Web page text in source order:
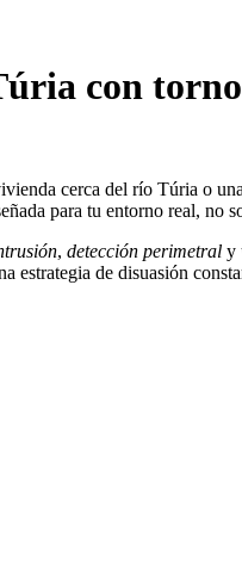
con
cerca del río Túria o
para tu entorno real, no
, detección perimetral y
estrategia de disuasión